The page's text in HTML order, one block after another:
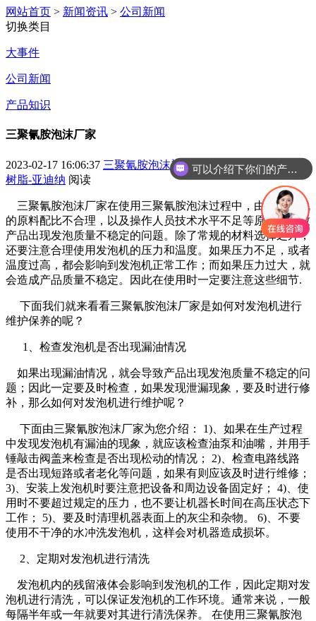
网站首页 > 新闻资讯 > 公司新闻
切换类目
大事件
公司新闻
产品知识
三聚氰胺泡沫厂家
2023-02-17 16:06:37 三聚氰胺泡沫塑料_魔力擦_三聚氰胺甲醛
树脂-亚迪纳 阅读
三聚氰胺泡沫厂家在使用三聚氰胺泡沫过程中，由于发泡机
的原料配比不合理，以及操作人员技术水平不足等原因，导致
产品出现发泡质量不稳定的问题。除了常规的材料选择之外，
还要注意合理使用发泡机的压力和温度。如果压力不足，或者
温度过高，都会影响到发泡机正常工作；而如果压力过大，就
会造成产品质量不稳定。因此在使用时一定要注意这些细节.
下面我们就来看看三聚氰胺泡沫厂家是如何对发泡机进行
维护保养的呢？
1、检查发泡机是否出现漏油情况
如果出现漏油情况，就会导致产品出现发泡质量不稳定的问
题；因此一定要及时检查，如果发现泄漏现象，要及时进行修
补，那么如何对发泡机进行维护呢？
下面由三聚氰胺泡沫厂家为您介绍： 1)、如果在生产过程
中发现发泡机有漏油的现象，就应该检查油泵和油嘴，并用手
锤敲击阀盖来检查是否出现松动的情况； 2)、检查电路线路
是否出现短路或者老化等问题，如果有则应该及时进行维修；
3)、安装上发泡机时要注意把设备和周边设备固定好； 4)、使
用时不要超过规定的压力，也不要让机器长时间在高压状态下
工作； 5)、要及时清理机器表面上的灰尘和杂物。 6)、不要
使用不干净的水冲洗发泡机，这样会对机器造成损坏。
2、定期对发泡机进行清洗
发泡机内的残留液体会影响到发泡机的工作，因此定期对发
泡机进行清洗，可以保证发泡机的工作环境。通常来说，一般
每隔半年或一年就要对其进行清洗保养。 在使用三聚氰胺泡
可以介绍下你们的产品么